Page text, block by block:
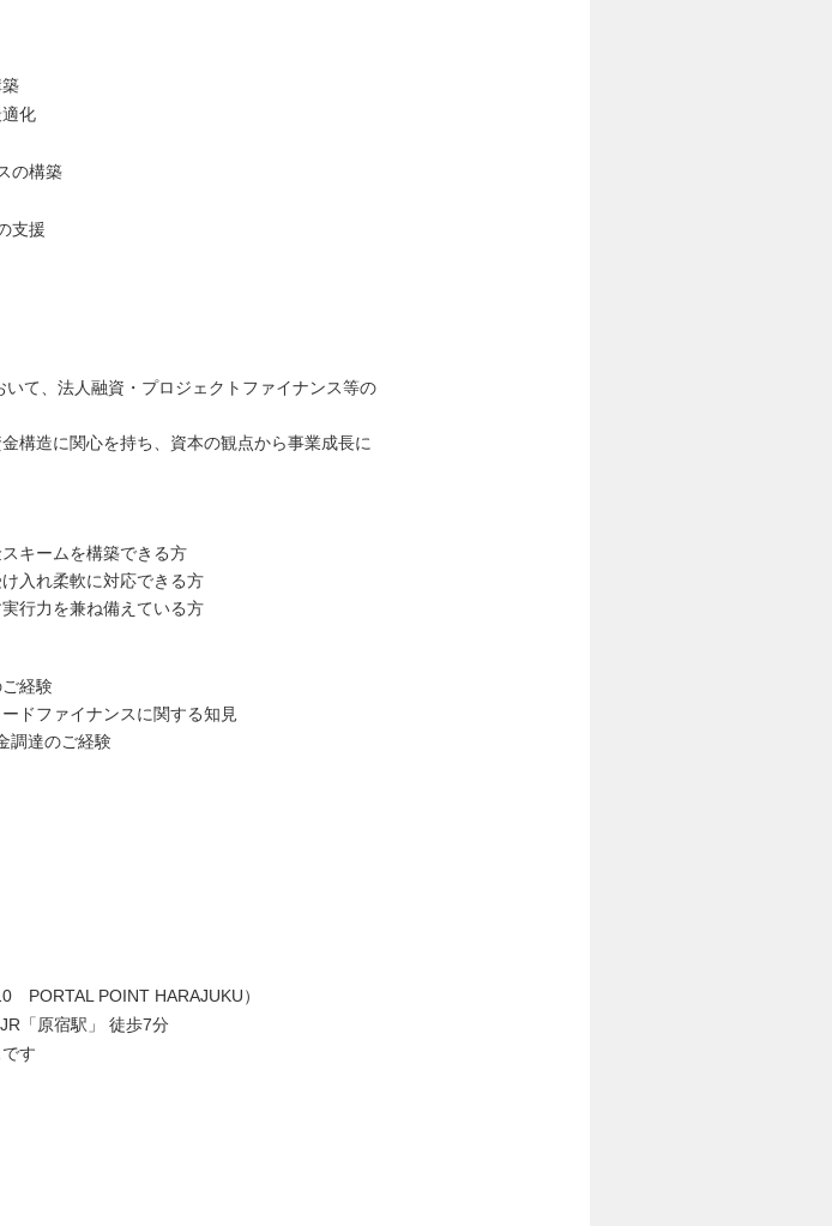
化
の構築
支援
て、法人融資・プロジェクトファイナンス等の
構造に関心を持ち、資本の観点から事業成長に
キームを構築できる方
入れ柔軟に対応できる方
行力を兼ね備えている方
経験
ドファイナンスに関する知見
調達のご経験
PORTAL POINT HARAJUKU）
「原宿駅」 徒歩7分
す